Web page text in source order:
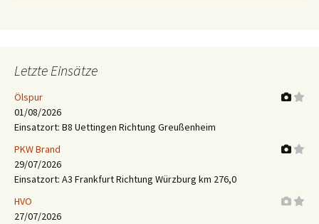
Letzte Einsätze
Ölspur
01/08/2026
Einsatzort: B8 Uettingen Richtung Greußenheim
PKW Brand
29/07/2026
Einsatzort: A3 Frankfurt Richtung Würzburg km 276,0
HVO
27/07/2026